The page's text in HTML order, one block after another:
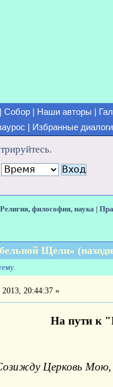
Собор| Наши авторы
Избранные диалоги
.
Религия, философия, наука
Щели»
2013, 20:44:37 »
На пути к
Церковь